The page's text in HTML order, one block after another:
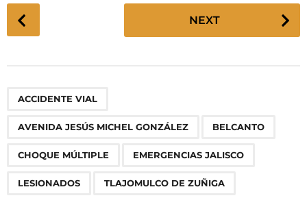
P
o
g
n
NEXT
ACCIDENTE VIAL
AVENIDA JESÚS MICHEL GONZÁLEZ BELCANTO
CHOQUE MÚLTIPLE EMERGENCIAS JALISCO
LESIONADOS TLAJOMULCO DE ZUÑIGA